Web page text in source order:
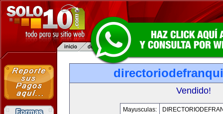
Vendido!
Mayusculas: